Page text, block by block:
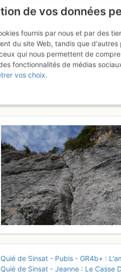
: L'amie
Quié de Sinsat - Pubis - GR4b+ :
Quié de Sinsat - Jeanne : Le Casse
de vos données
fournis par nous et par des
du site Web, tandis que
qui nous permettent de
fonctionnalités de médias
vos choix.